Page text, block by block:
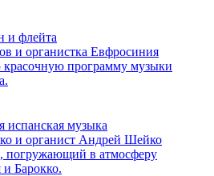
и флейта
и органистка Евфросиния
программу музыки
испанская музыка
и органист Андрей Шейко
погружающий в атмосферу
Барокко.